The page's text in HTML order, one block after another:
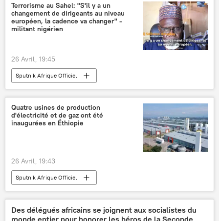
Terrorisme au Sahel: "S'il y a un
changement de dirigeants au niveau
européen, la cadence va changer" -
militant nigérien
26 Avril, 19:45
Sputnik Afrique Officiel
Quatre usines de production
d'électricité et de gaz ont été
inaugurées en Éthiopie
26 Avril, 19:43
Sputnik Afrique Officiel
Des délégués africains se joignent aux socialistes du